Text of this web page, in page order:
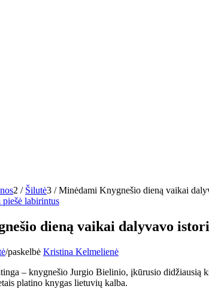
2 / Šilutė3 / Minėdami Knygnešio dieną vaikai
dieną vaikai dalyvavo
/paskelbė Kristina Kelmelienė
– knygnešio Jurgio Bielinio, įkūrusio didžiausią
platino knygas lietuvių kalba.